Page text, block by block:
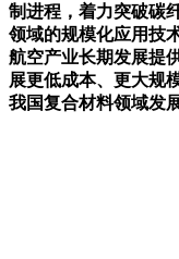
制进程，着力突破碳
领域的规模化应用技
航空产业长期发展提
展更低成本、更大规
我国复合材料领域发